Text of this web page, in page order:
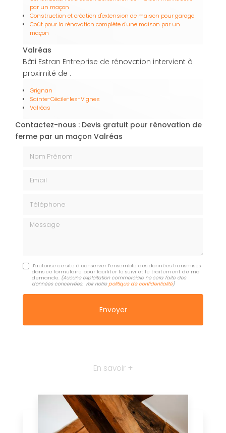
par un maçon
Construction et création d'extension de maison pour garage
Coût pour la rénovation complète d'une maison par un
maçon
Valréas
Bâti Estran Entreprise de rénovation intervient à
proximité de :
Grignan
Sainte-Cécile-les-Vignes
Valréas
Contactez-nous : Devis gratuit pour rénovation de
ferme par un maçon Valréas
Nom Prénom
Email
Téléphone
Message
J'autorise ce site à conserver l'ensemble des données transmises
dans ce formulaire pour faciliter le suivi et le traitement de ma
demande. (Aucune exploitation commerciale ne sera faite des
données concervées. Voir notrepolitique de confidentialité)
En savoir +